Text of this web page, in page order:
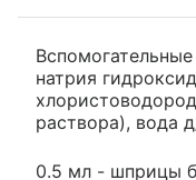
натрия
раствора), вода
0.5 мл - шприцы